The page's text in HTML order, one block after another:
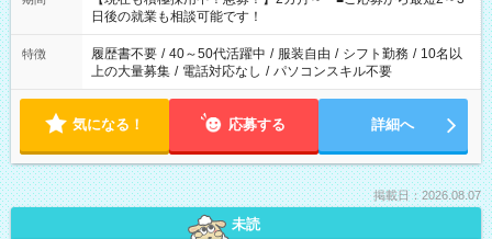
の方へ 今ご覧のお仕事で希望する勤務時間と、もう1つのお仕事
の勤務時間。 合計で週40時間を超える場合は応募できません。
日後の就業も相談可能です！
特徴 履歴書不要 / 40～50代活躍中 / 服装自由 / シフト勤務 / 10名以
上の大量募集 / 電話対応なし / パソコンスキル不要
気になる！ 応募する 詳細へ
掲載日：2026.08.07
未読